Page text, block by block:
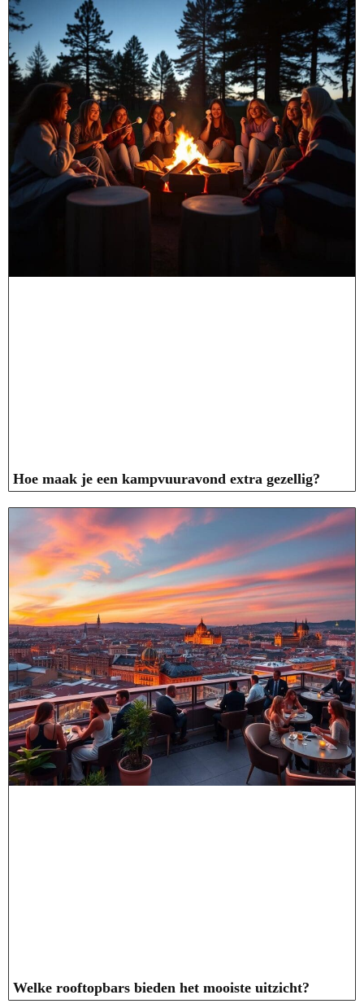
Hoe maak je een kampvuuravond extra gezellig?
Welke rooftopbars bieden het mooiste uitzicht?